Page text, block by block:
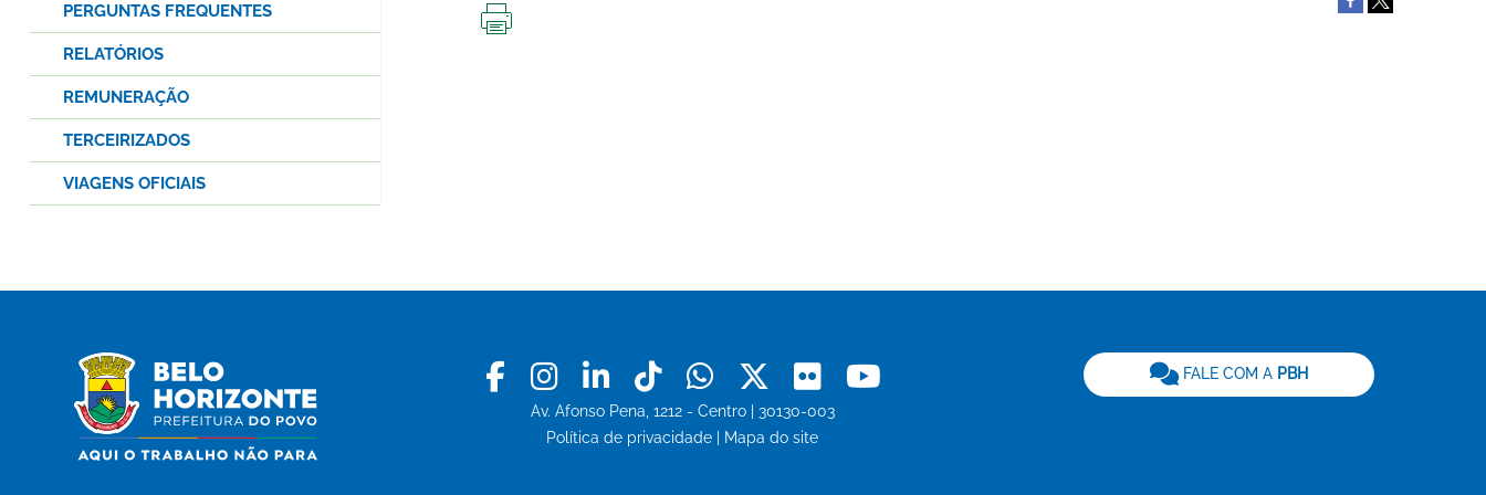
PERGUNTAS FREQUENTES
RELATÓRIOS
REMUNERAÇÃO
TERCEIRIZADOS
VIAGENS OFICIAIS
Facebook
Instagram
LinkedinTiktokWhatsapp
X Flickr
Av. Afonso Pena, 1212 - Centro | 30130-003
Política de privacidade
Mapa do site
FALE COM A PBH